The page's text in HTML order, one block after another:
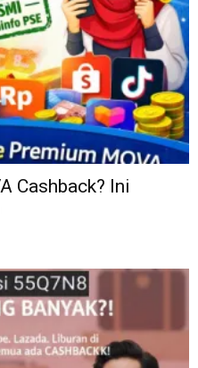
Cashback? Ini